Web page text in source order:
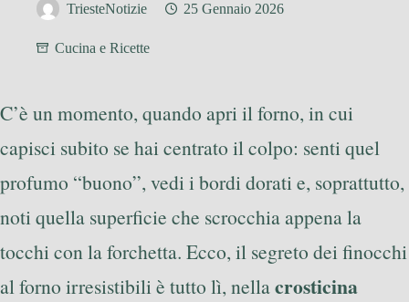
TriesteNotizie 25 Gennaio 2026
Cucina e Ricette
C’è un momento, quando apri il forno, in cui
capisci subito se hai centrato il colpo: senti quel
profumo “buono”, vedi i bordi dorati e, soprattutto,
noti quella superficie che scrocchia appena la
tocchi con la forchetta. Ecco, il segreto dei finocchi
al forno irresistibili è tutto lì, nellacrosticina